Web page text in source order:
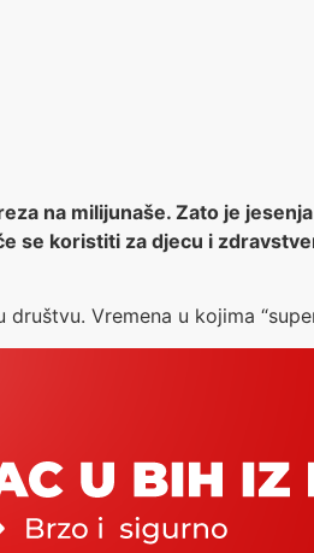
na milijunaše. Zato je
se koristiti za djecu i
Vremena u kojima